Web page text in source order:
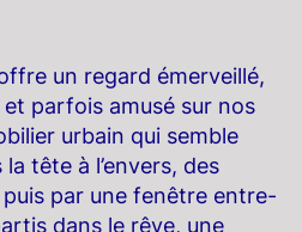
un regard émerveillé,
parfois amusé sur nos
urbain qui semble
tête à l’envers, des
par une fenêtre entre-
dans le rêve, une